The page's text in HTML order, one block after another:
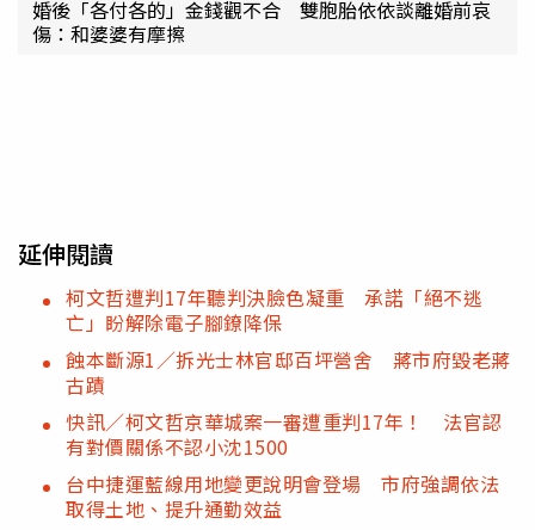
婚後「各付各的」金錢觀不合 雙胞胎依依談離婚前哀
傷：和婆婆有摩擦
延伸閱讀
柯文哲遭判17年聽判決臉色凝重 承諾「絕不逃
亡」盼解除電子腳鐐降保
蝕本斷源1／拆光士林官邸百坪營舍 蔣市府毀老蔣
古蹟
快訊／柯文哲京華城案一審遭重判17年！ 法官認
有對價關係不認小沈1500
台中捷運藍線用地變更說明會登場 市府強調依法
取得土地、提升通勤效益